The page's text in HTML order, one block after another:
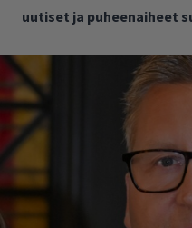
uutiset ja puheenaiheet